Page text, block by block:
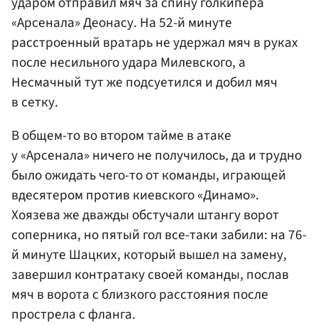
«Арсенала» Деонасу. На 52-й минуте
расстроенный вратарь не удержал мяч в руках
после несильного удара Милевского, а
Несмачный тут же подсуетился и добил мяч
в сетку.
В общем-то во втором тайме в атаке
у «Арсенала» ничего не получилось, да и трудно
было ожидать чего-то от команды, играющей
вдесятером против киевского «Динамо».
Хоязева же дважды обстучали штангу ворот
соперника, но пятый гол все-таки забили: на 76-
й минуте Шацких, который вышел на замену,
завершил контратаку своей команды, послав
мяч в ворота с близкого расстояния после
прострела с фланга.